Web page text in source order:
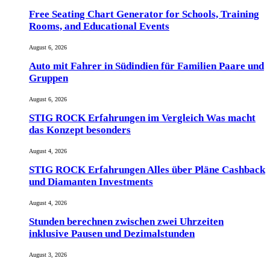
Free Seating Chart Generator for Schools, Training
Rooms, and Educational Events
August 6, 2026
Auto mit Fahrer in Südindien für Familien Paare und
Gruppen
August 6, 2026
STIG ROCK Erfahrungen im Vergleich Was macht
das Konzept besonders
August 4, 2026
STIG ROCK Erfahrungen Alles über Pläne Cashback
und Diamanten Investments
August 4, 2026
Stunden berechnen zwischen zwei Uhrzeiten
inklusive Pausen und Dezimalstunden
August 3, 2026